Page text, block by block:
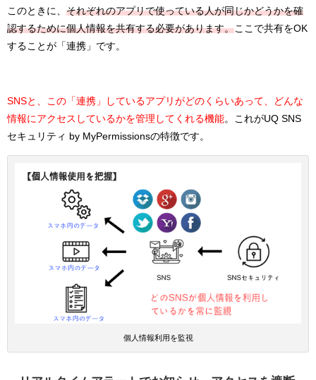
このときに、 それぞれのアプリで使っている人が同じかどうかを確
認するために個人情報を共有する必要があります。 ここで共有をOK
することが「連携」です。
SNSと、この「連携」しているアプリがどのくらいあって、どんな
情報にアクセスしているかを管理してくれる機能 。これがUQ SNS
セキュリティ by MyPermissionsの特徴です。
個人情報利用を監視